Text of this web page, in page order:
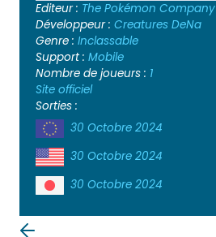
Editeur : The Pokémon Company
Développeur : Creatures DeNa
Genre : Inclassable
Support : Mobile
Nombre de joueurs : 1
Site officiel
Sorties :
30 Octobre 2024
30 Octobre 2024
30 Octobre 2024